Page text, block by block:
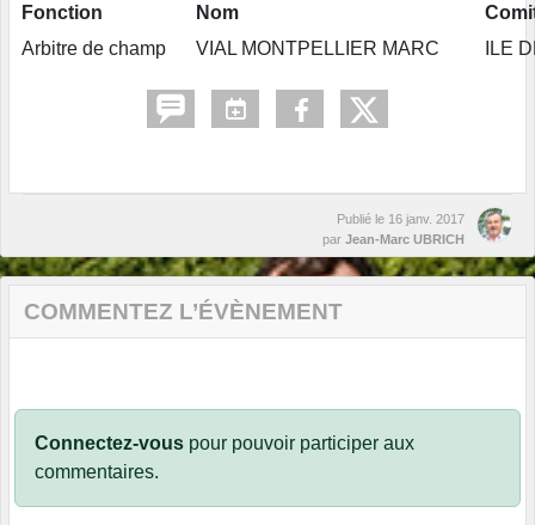
Fonction Nom
Arbitre de champ
VIAL MONTPELLIER MARC ILE
Publié le 16 janv. 2017
par Jean-Marc UBRICH
COMMENTEZ L’ÉVÈNEMENT
Connectez-vous pour pouvoir participer aux
commentaires.